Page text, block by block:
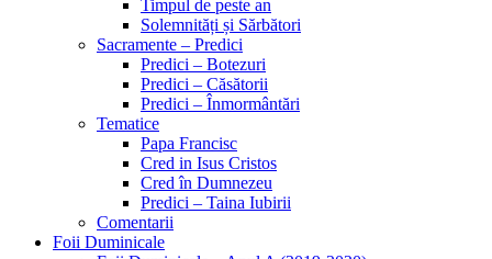
Timpul de peste an
Solemnități și Sărbători
Sacramente – Predici
Predici – Botezuri
Predici – Căsătorii
Predici – Înmormântări
Tematice
Papa Francisc
Cred in Isus Cristos
Cred în Dumnezeu
Predici – Taina Iubirii
Comentarii
Foii Duminicale